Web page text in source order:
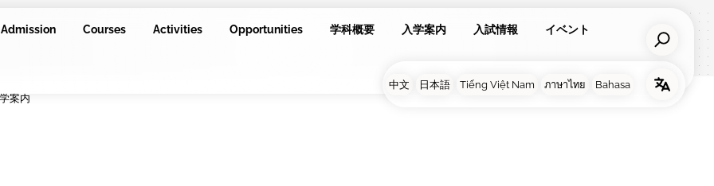
Admission Courses Activities Opportunities 学科概要 入学案内 入試情報 イベント
案内